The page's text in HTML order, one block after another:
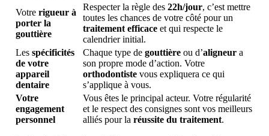
Votre rigueur à
porter la
gouttière
Respecter la règle des 22h/jour, c’est mettre
toutes les chances de votre côté pour un
traitement efficace et qui respecte le
calendrier initial.
Les spécificités
de votre
appareil
dentaire
Chaque type de gouttière ou d’aligneur a
son propre mode d’action. Votre
orthodontiste vous expliquera ce qui
s’applique à vous.
Votre
engagement
personnel
Vous êtes le principal acteur. Votre régularité
et le respect des consignes sont vos meilleurs
alliés pour la réussite du traitement.